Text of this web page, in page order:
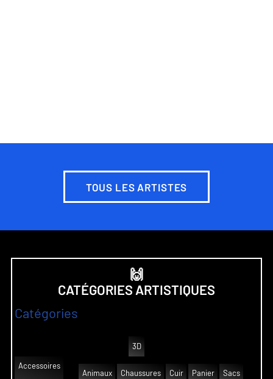
TOUS LES ARTISTES
🙌
CATÉGORIES ARTISTIQUES
Catégories
3D
Accessoires
Animaux
Chaussures Cuir Panier Sacs